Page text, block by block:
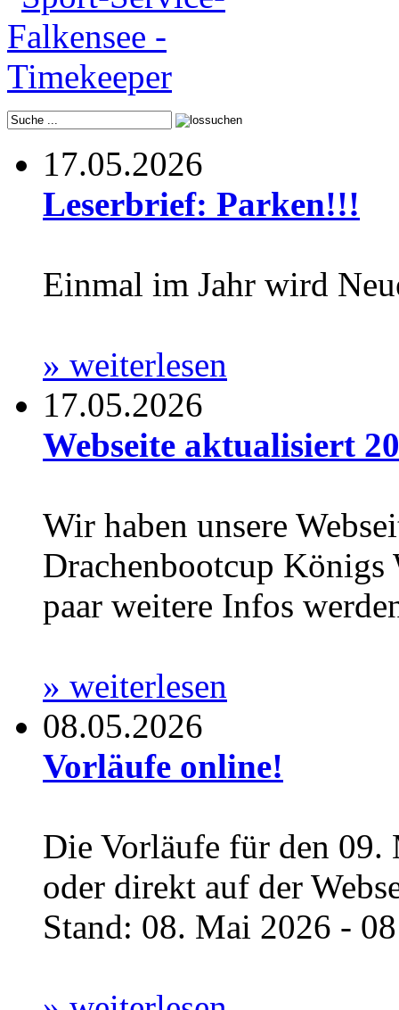
17.05.2026
Leserbrief: Parken!!!
Einmal im Jahr wird
» weiterlesen
17.05.2026
Webseite aktualisiert
Wir haben unsere
Drachenbootcup Königs
paar weitere Infos
» weiterlesen
08.05.2026
Vorläufe online!
Die Vorläufe für den
oder direkt auf der
Stand: 08. Mai 2026 -